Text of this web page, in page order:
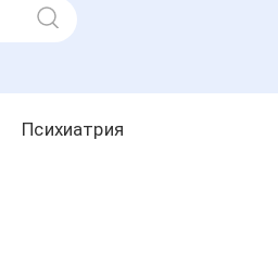
Психиатрия